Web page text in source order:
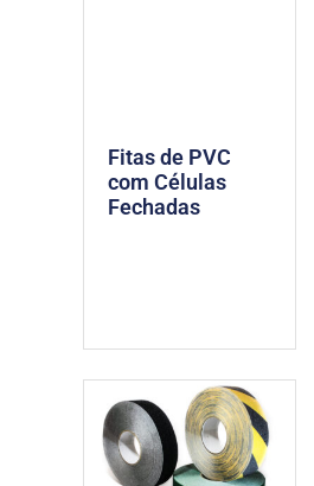
Fitas de PVC
com Células
Fechadas